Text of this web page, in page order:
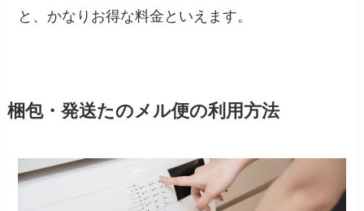
と、かなりお得な料金といえます。
梱包・発送たのメル便の利用方法